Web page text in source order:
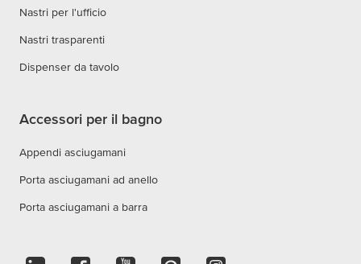
Nastri per l'ufficio
Nastri trasparenti
Dispenser da tavolo
Accessori per il bagno
Appendi asciugamani
Porta asciugamani ad anello
Porta asciugamani a barra